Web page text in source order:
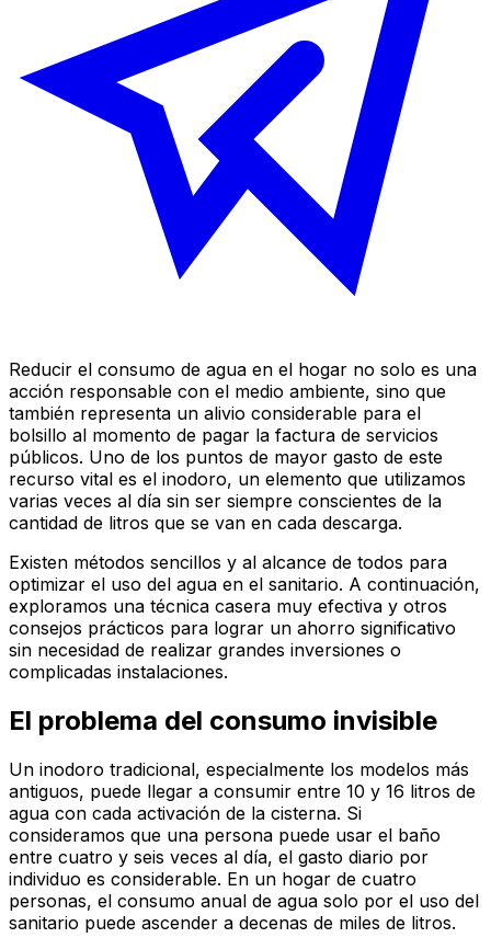
Reducir el consumo de agua en el hogar no solo es una
acción responsable con el medio ambiente, sino que
también representa un alivio considerable para el
bolsillo al momento de pagar la factura de servicios
públicos. Uno de los puntos de mayor gasto de este
recurso vital es el inodoro, un elemento que utilizamos
varias veces al día sin ser siempre conscientes de la
cantidad de litros que se van en cada descarga.
Existen métodos sencillos y al alcance de todos para
optimizar el uso del agua en el sanitario. A continuación,
exploramos una técnica casera muy efectiva y otros
consejos prácticos para lograr un ahorro significativo
sin necesidad de realizar grandes inversiones o
complicadas instalaciones.
El problema del consumo invisible
Un inodoro tradicional, especialmente los modelos más
antiguos, puede llegar a consumir entre 10 y 16 litros de
agua con cada activación de la cisterna. Si
consideramos que una persona puede usar el baño
entre cuatro y seis veces al día, el gasto diario por
individuo es considerable. En un hogar de cuatro
personas, el consumo anual de agua solo por el uso del
sanitario puede ascender a decenas de miles de litros.